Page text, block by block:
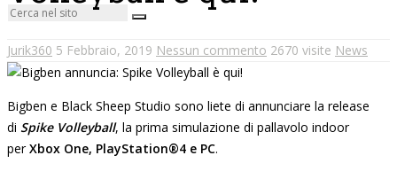
Jurik360 5 Febbraio, 2019 Nessun commento 2670 visite News
Bigben e Black Sheep Studio sono liete di annunciare la release
di Spike Volleyball, la prima simulazione di pallavolo indoor
perXbox One, PlayStation®4 e PC.